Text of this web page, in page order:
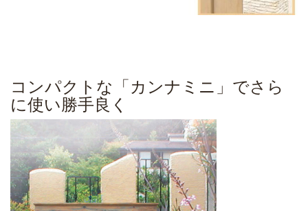
コンパクトな「カンナミニ」でさら
に使い勝手良く